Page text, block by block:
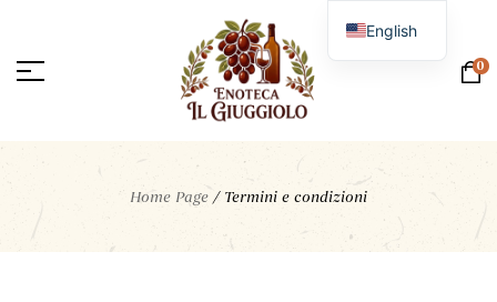
0
Home Page /Termini e condizioni
English